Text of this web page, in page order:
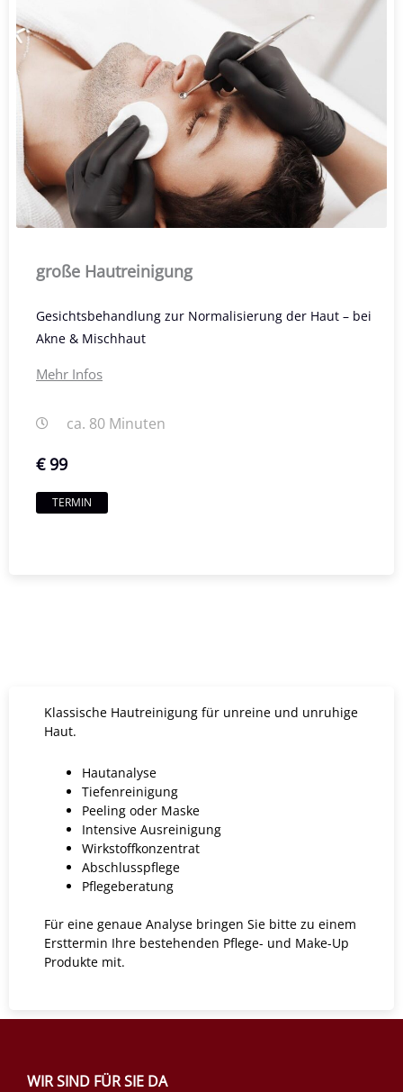
große Hautreinigung
Gesichtsbehandlung zur Normalisierung der Haut – bei
Akne & Mischhaut
Mehr Infos
ca. 80 Minuten
€ 99
TERMIN
Klassische Hautreinigung für unreine und unruhige
Haut.
Hautanalyse
Tiefenreinigung
Peeling oder Maske
Intensive Ausreinigung
Wirkstoffkonzentrat
Abschlusspflege
Pflegeberatung
Für eine genaue Analyse bringen Sie bitte zu einem
Ersttermin Ihre bestehenden Pflege- und Make-Up
Produkte mit.
WIR SIND FÜR SIE DA